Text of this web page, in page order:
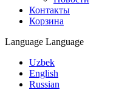
Контакты
Корзина
Language Language
Uzbek
English
Russian